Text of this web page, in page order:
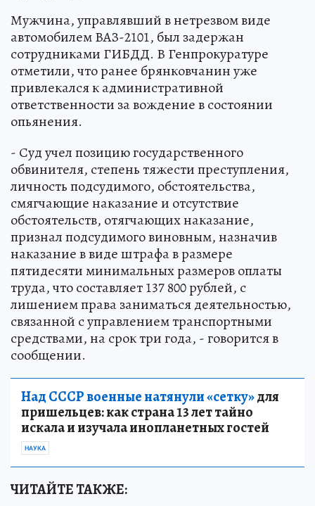
Мужчина, управлявший в нетрезвом виде
автомобилем ВАЗ-2101, был задержан
сотрудниками ГИБДД. В Генпрокуратуре
отметили, что ранее брянковчанин уже
привлекался к административной
ответственности за вождение в состоянии
опьянения.
- Суд учел позицию государственного
обвинителя, степень тяжести преступления,
личность подсудимого, обстоятельства,
смягчающие наказание и отсутствие
обстоятельств, отягчающих наказание,
признал подсудимого виновным, назначив
наказание в виде штрафа в размере
пятидесяти минимальных размеров оплаты
труда, что составляет 137 800 рублей, с
лишением права заниматься деятельностью,
связанной с управлением транспортными
средствами, на срок три года, - говорится в
сообщении.
Над СССР военные натянули «сетку»для
пришельцев: как страна 13 лет тайно
искала и изучала инопланетных гостей
НАУКА
ЧИТАЙТЕ ТАКЖЕ: